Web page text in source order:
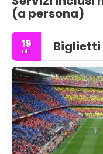
(a persona)
19
ott Biglietti